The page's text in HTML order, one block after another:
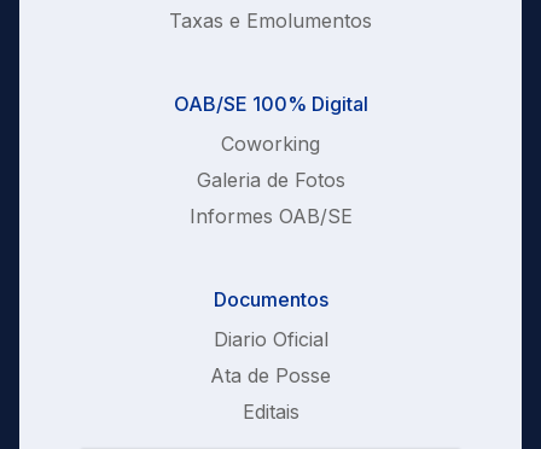
Taxas e Emolumentos
OAB/SE 100% Digital
Coworking
Galeria de Fotos
Informes OAB/SE
Documentos
Diario Oficial
Ata de Posse
Editais